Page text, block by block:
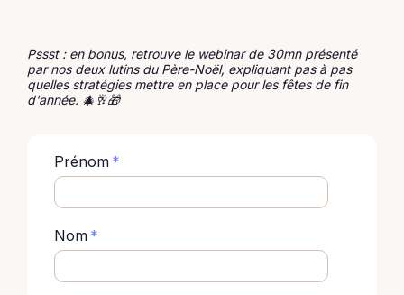
Pssst : en bonus, retrouve le webinar de 30mn présenté
par nos deux lutins du Père-Noël, expliquant pas à pas
quelles stratégies mettre en place pour les fêtes de fin
d'année. 🎄 🥂🎁
Prénom *
Nom *